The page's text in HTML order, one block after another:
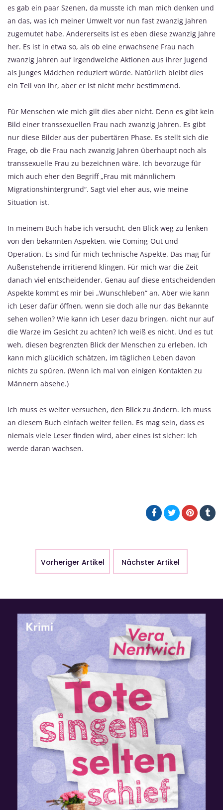
es gab ein paar Szenen, da musste ich man mich denken und
an das, was ich meiner Umwelt vor nun fast zwanzig Jahren
zugemutet habe. Andererseits ist es eben diese zwanzig Jahre
her. Es ist in etwa so, als ob eine erwachsene Frau nach
zwanzig Jahren auf irgendwelche Aktionen aus ihrer Jugend
als junges Mädchen reduziert würde. Natürlich bleibt dies
ein Teil von ihr, aber er ist nicht mehr bestimmend.
Für Menschen wie mich gilt dies aber nicht. Denn es gibt kein
Bild einer transsexuellen Frau nach zwanzig Jahren. Es gibt
nur diese Bilder aus der pubertären Phase. Es stellt sich die
Frage, ob die Frau nach zwanzig Jahren überhaupt noch als
transsexuelle Frau zu bezeichnen wäre. Ich bevorzuge für
mich auch eher den Begriff „Frau mit männlichem
Migrationshintergrund“. Sagt viel eher aus, wie meine
Situation ist.
In meinem Buch habe ich versucht, den Blick weg zu lenken
von den bekannten Aspekten, wie Coming-Out und
Operation. Es sind für mich technische Aspekte. Das mag für
Außenstehende irritierend klingen. Für mich war die Zeit
danach viel entscheidender. Genau auf diese entscheidenden
Aspekte kommt es mir bei „Wunschleben“ an. Aber wie kann
ich Leser dafür öffnen, wenn sie doch alle nur das Bekannte
sehen wollen? Wie kann ich Leser dazu bringen, nicht nur auf
die Warze im Gesicht zu achten? Ich weiß es nicht. Und es tut
weh, diesen begrenzten Blick der Menschen zu erleben. Ich
kann mich glücklich schätzen, im täglichen Leben davon
nichts zu spüren. (Wenn ich mal von einigen Kontakten zu
Männern absehe.)
Ich muss es weiter versuchen, den Blick zu ändern. Ich muss
an diesem Buch einfach weiter feilen. Es mag sein, dass es
niemals viele Leser finden wird, aber eines ist sicher: Ich
werde daran wachsen.
Vorheriger Artikel Nächster Artikel